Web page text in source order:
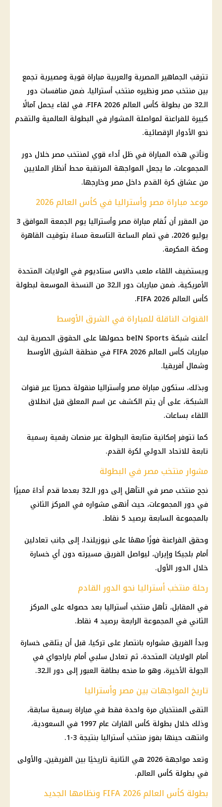
تترقب الجماهير المصرية والعربية مباراة قوية ومصيرية تجمع
بين منتخب مصر ونظيره منتخب أستراليا، ضمن منافسات دور
الـ32 من بطولة كأس العالم FIFA 2026، في لقاء يحمل آمالًا
كبيرة للفراعنة لمواصلة المشوار في البطولة العالمية والتقدم
نحو الأدوار الإقصائية.
وتأتي هذه المباراة في ظل أداء قوي لمنتخب مصر خلال دور
المجموعات، ما يجعل المواجهة المرتقبة محط أنظار الملايين
من عشاق كرة القدم داخل مصر وخارجها.
موعد مباراة مصر وأستراليا في كأس العالم 2026
من المقرر أن تُقام مباراة مصر وأستراليا يوم الجمعة الموافق 3
يوليو 2026، في تمام الساعة التاسعة مساءً بتوقيت القاهرة
ومكة المكرمة.
ويستضيف اللقاء ملعب دالاس ستاديوم في الولايات المتحدة
الأمريكية، ضمن مباريات دور الـ32 من النسخة الموسعة لبطولة
كأس العالم FIFA 2026.
القنوات الناقلة للمباراة في الشرق الأوسط
أعلنت شبكة beIN Sports حصولها على الحقوق الحصرية لبث
مباريات كأس العالم FIFA 2026 في منطقة الشرق الأوسط
وشمال أفريقيا.
وبذلك، ستكون مباراة مصر وأستراليا منقولة حصريًا عبر قنوات
الشبكة، على أن يتم الكشف عن اسم المعلق قبل انطلاق
اللقاء بساعات.
كما تتوفر إمكانية متابعة البطولة عبر منصات رقمية رسمية
تابعة للاتحاد الدولي لكرة القدم.
مشوار منتخب مصر في البطولة
نجح منتخب مصر
في التأهل إلى دور الـ32 بعدما قدم أداءً مميزًا
في دور المجموعات، حيث أنهى مشواره في المركز الثاني
بالمجموعة السابعة برصيد 5 نقاط.
وحقق الفراعنة فوزًا مهمًا على نيوزيلندا، إلى جانب تعادلين
أمام بلجيكا وإيران، ليواصل الفريق مسيرته دون أي خسارة
خلال الدور الأول.
رحلة منتخب أستراليا نحو الدور القادم
في المقابل، تأهل منتخب أستراليا بعد حصوله على المركز
الثاني في المجموعة الرابعة برصيد 4 نقاط.
وبدأ الفريق مشواره بانتصار على تركيا، قبل أن يتلقى خسارة
أمام الولايات المتحدة، ثم تعادل سلبي أمام باراجواي في
الجولة الأخيرة، وهو ما منحه بطاقة العبور إلى دور الـ32.
تاريخ المواجهات بين مصر وأستراليا
التقى المنتخبان مرة واحدة فقط في مباراة رسمية سابقة،
وذلك خلال بطولة كأس القارات عام 1997 في السعودية،
وانتهت حينها بفوزمنتخب أستراليا بنتيجة 3-1.
وتعد مواجهة 2026 هي الثانية تاريخيًا بين الفريقين، والأولى
في بطولة كأس العالم.
بطولة كأس العالم FIFA 2026 ونظامها الجديد